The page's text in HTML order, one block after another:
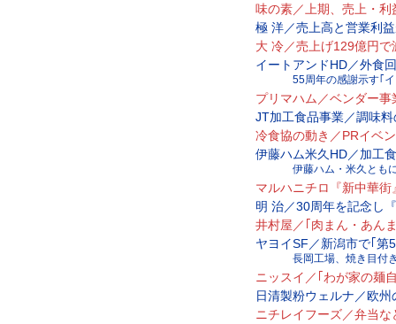
味の素／上期、売上・利
極 洋／売上高と営業利
大 冷／売上げ129億円で
イートアンドHD／外食
55周年の感謝示す｢
プリマハム／ベンダー
JT加工食品事業／調味
冷食協の動き／PRイベ
伊藤ハム米久HD／加工
伊藤ハム・米久とも
マルハニチロ『新中華
明 治／30周年を記念し
井村屋／｢肉まん・あん
ヤヨイSF／新潟市で｢第
長岡工場、焼き目付
ニッスイ／｢わが家の麺
日清製粉ウェルナ／欧
ニチレイフーズ／弁当